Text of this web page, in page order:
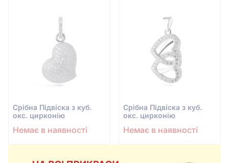
Срiбна Підвіска з куб.
окс. цирконію
Немає в наявності
Срiбна Підвіска з куб.
окс. цирконію
Немає в наявності